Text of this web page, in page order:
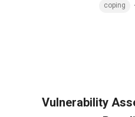
coping
Vulnerability